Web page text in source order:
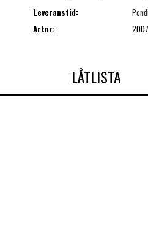
Leveranstid:
Artnr:
LÅTLISTA